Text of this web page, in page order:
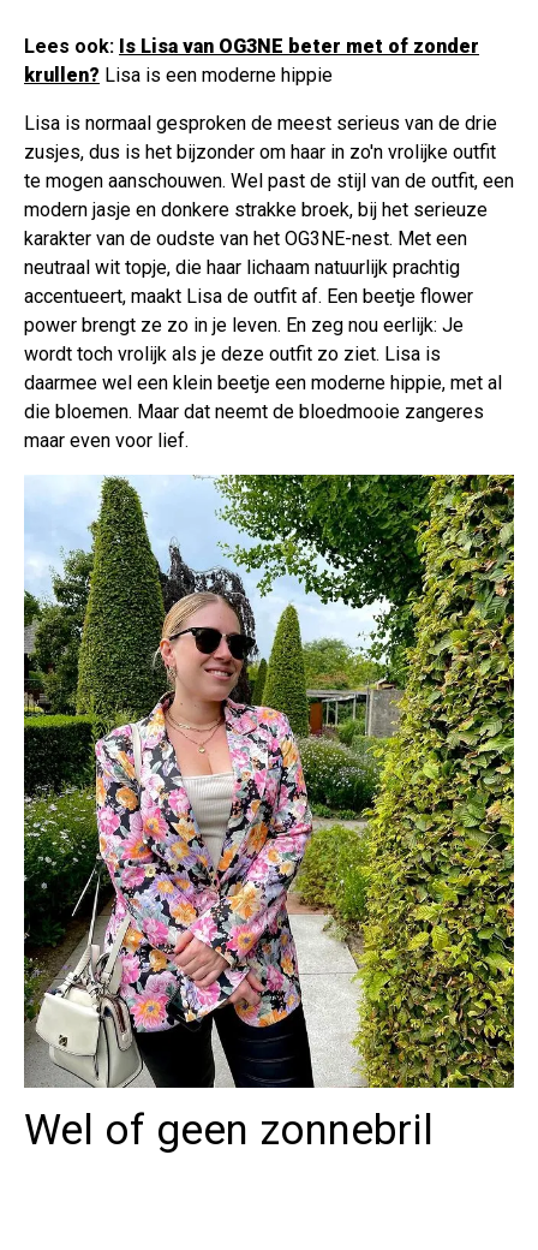
Lees ook: Is Lisa van OG3NE beter met of zonder
krullen? Lisa is een moderne hippie
Lisa is normaal gesproken de meest serieus van de drie
zusjes, dus is het bijzonder om haar in zo'n vrolijke outfit
te mogen aanschouwen. Wel past de stijl van de outfit, een
modern jasje en donkere strakke broek, bij het serieuze
karakter van de oudste van het OG3NE-nest. Met een
neutraal wit topje, die haar lichaam natuurlijk prachtig
accentueert, maakt Lisa de outfit af. Een beetje flower
power brengt ze zo in je leven. En zeg nou eerlijk: Je
wordt toch vrolijk als je deze outfit zo ziet. Lisa is
daarmee wel een klein beetje een moderne hippie, met al
die bloemen. Maar dat neemt de bloedmooie zangeres
maar even voor lief.
Wel of geen zonnebril